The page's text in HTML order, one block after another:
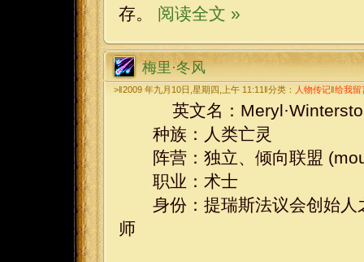
存。 阅读全文 »
梅里·冬风
>‖2009 年九月10日,星期四,上午 11:11‖分类： 人物传记‖给我留
英文名：
种族：人类亡灵
阵营：独立、倾向联盟
职业：术士
身份：提瑞斯法议会创始人
师